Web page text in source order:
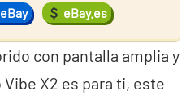
eBay eBay.es
con pantalla amplia y
X2 es para ti, este